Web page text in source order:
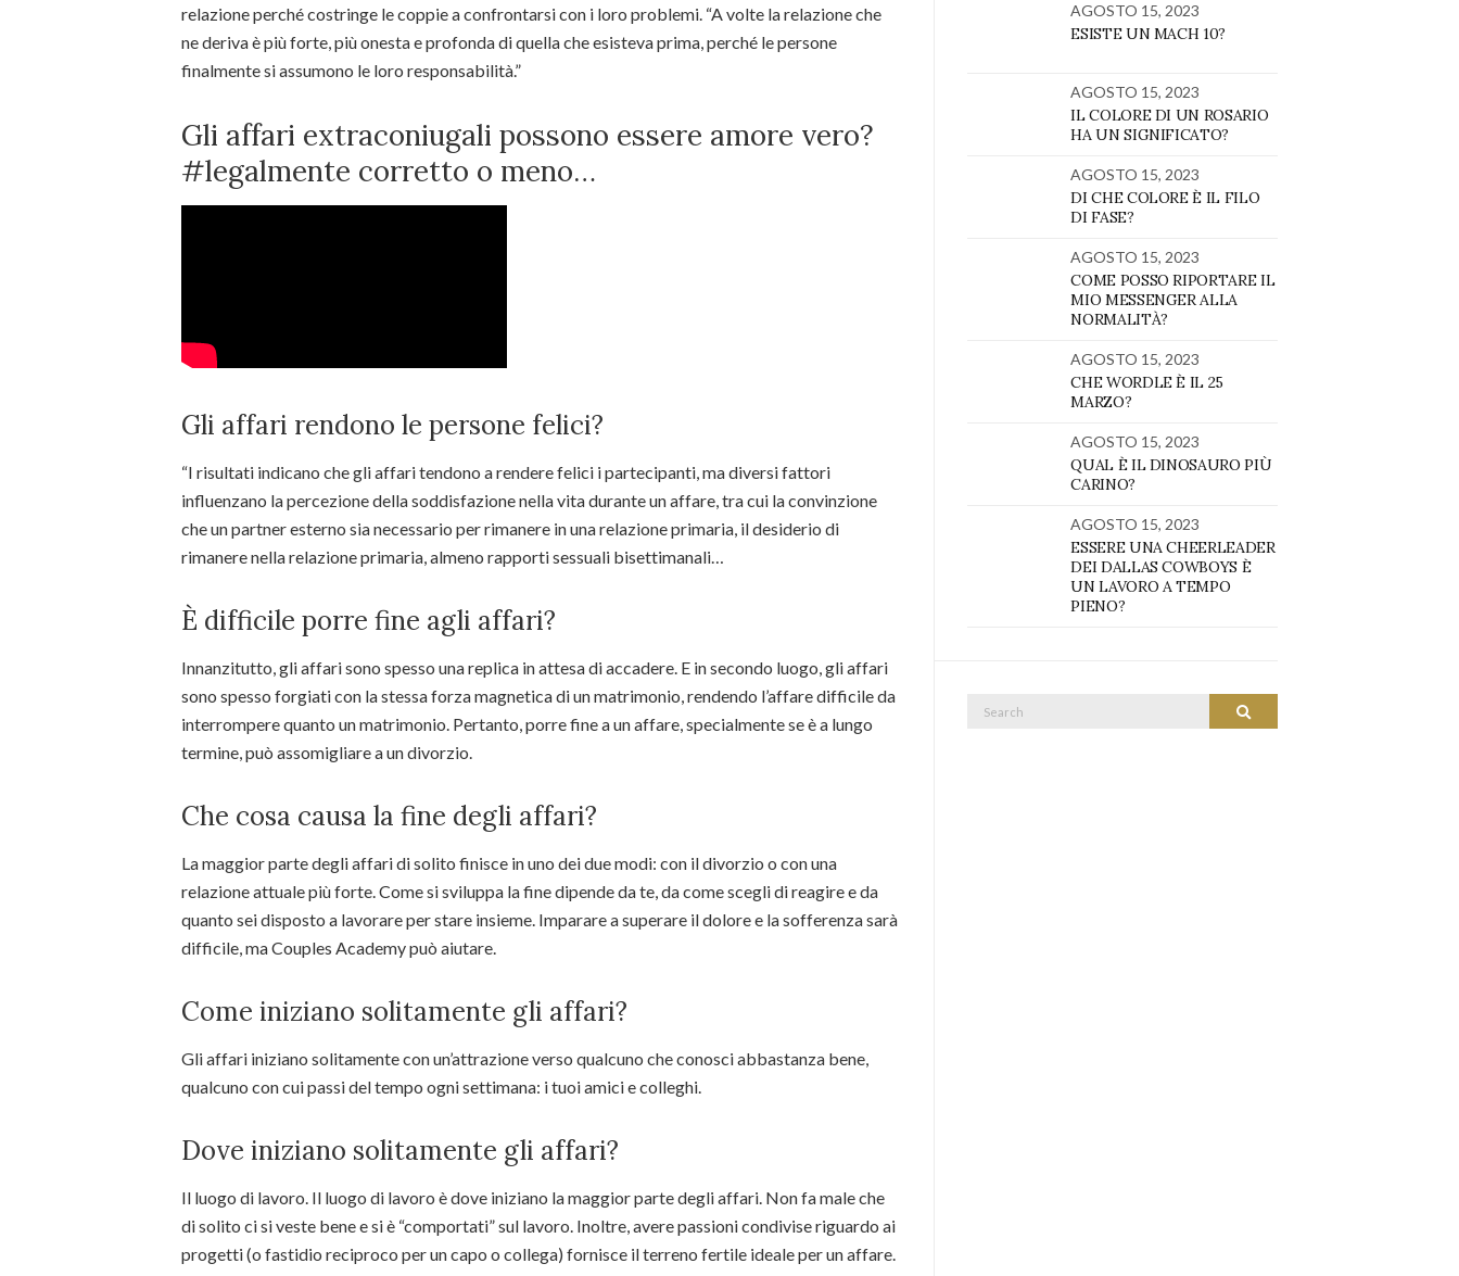
relazione perché costringe le coppie a confrontarsi con i loro problemi. “A volte la relazione che
ne deriva è più forte, più onesta e profonda di quella che esisteva prima, perché le persone
finalmente si assumono le loro responsabilità.”
Gli affari extraconiugali possono essere amore vero?
#legalmente corretto o meno…
Gli affari rendono le persone felici?
“I risultati indicano che gli affari tendono a rendere felici i partecipanti, ma diversi fattori
influenzano la percezione della soddisfazione nella vita durante un affare, tra cui la convinzione
che un partner esterno sia necessario per rimanere in una relazione primaria, il desiderio di
rimanere nella relazione primaria, almeno rapporti sessuali bisettimanali…
È difficile porre fine agli affari?
Innanzitutto, gli affari sono spesso una replica in attesa di accadere. E in secondo luogo, gli affari
sono spesso forgiati con la stessa forza magnetica di un matrimonio, rendendo l’affare difficile da
interrompere quanto un matrimonio. Pertanto, porre fine a un affare, specialmente se è a lungo
termine, può assomigliare a un divorzio.
Che cosa causa la fine degli affari?
La maggior parte degli affari di solito finisce in uno dei due modi: con il divorzio o con una
relazione attuale più forte. Come si sviluppa la fine dipende da te, da come scegli di reagire e da
quanto sei disposto a lavorare per stare insieme. Imparare a superare il dolore e la sofferenza sarà
difficile, ma Couples Academy può aiutare.
Come iniziano solitamente gli affari?
Gli affari iniziano solitamente con un’attrazione verso qualcuno che conosci abbastanza bene,
qualcuno con cui passi del tempo ogni settimana: i tuoi amici e colleghi.
Dove iniziano solitamente gli affari?
Il luogo di lavoro. Il luogo di lavoro è dove iniziano la maggior parte degli affari. Non fa male che
di solito ci si veste bene e si è “comportati” sul lavoro. Inoltre, avere passioni condivise riguardo ai
progetti (o fastidio reciproco per un capo o collega) fornisce il terreno fertile ideale per un affare.
AGOSTO 15, 2023
ESISTE UN MACH 10?
AGOSTO 15, 2023
IL COLORE DI UN ROSARIO
HA UN SIGNIFICATO?
AGOSTO 15, 2023
DI CHE COLORE È IL FILO
DI FASE?
AGOSTO 15, 2023
COME POSSO RIPORTARE IL
MIO MESSENGER ALLA
NORMALITÀ?
AGOSTO 15, 2023
CHE WORDLE È IL 25
MARZO?
AGOSTO 15, 2023
QUAL È IL DINOSAURO PIÙ
CARINO?
AGOSTO 15, 2023
ESSERE UNA CHEERLEADER
DEI DALLAS COWBOYS È
UN LAVORO A TEMPO
PIENO?
SEARCH